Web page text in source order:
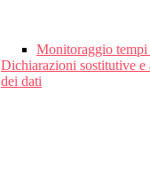
Monitoraggio tempi
Dichiarazioni sostitutive
dei dati